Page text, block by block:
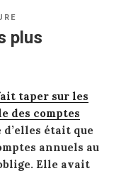
plus
taper sur les
des comptes
était que
annuels au
Elle avait